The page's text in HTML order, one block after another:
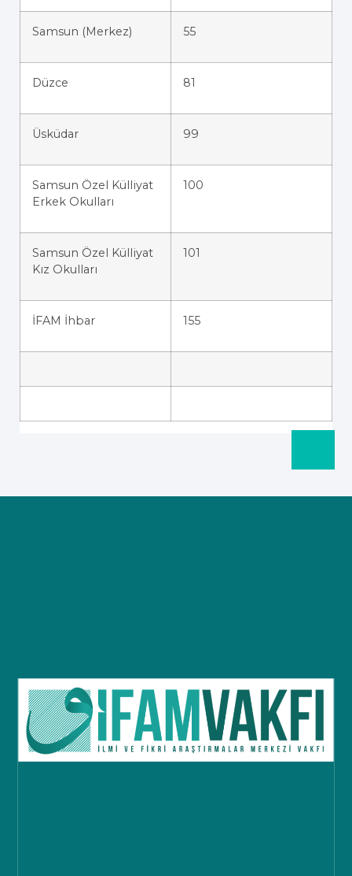
Samsun (Merkez) 55
Düzce 81
Üsküdar 99
Samsun Özel Külliyat
Erkek Okulları
100
Samsun Özel Külliyat
Kız Okulları
101
İFAM İhbar 155